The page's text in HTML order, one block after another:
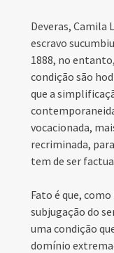
Deveras, Camila
escravo
1888, no
condição são
que a
vocacionada,
recriminada,
tem de ser
Fato é que,
subjugação do
uma condição
domínio